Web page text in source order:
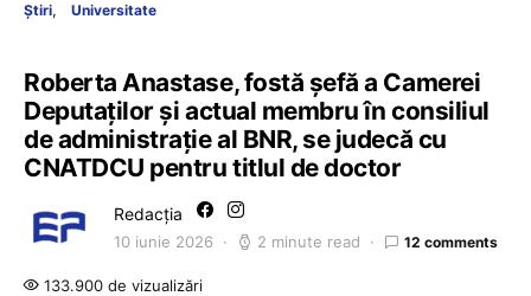
Știri Universitate
Roberta Anastase, fostă șefă a Camerei
Deputaților și actual membru în consiliul
de administrație al BNR, se judecă cu
CNATDCU pentru titlul de doctor
Redacția
10 iunie 2026 2 minute read 12 comments
133.900 de vizualizări